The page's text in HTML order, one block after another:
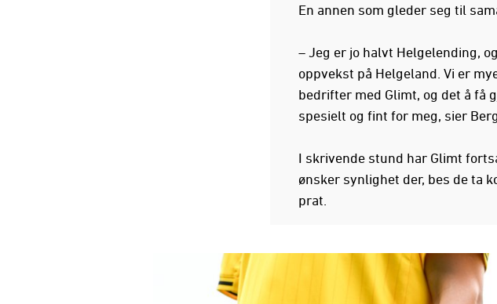
En annen som gleder seg til
– Jeg er jo halvt Helgelending,
oppvekst på Helgeland. Vi er
bedrifter med Glimt, og det å få
spesielt og fint for meg, sier Berg.
I skrivende stund har Glimt
ønsker synlighet der, bes de ta
prat.